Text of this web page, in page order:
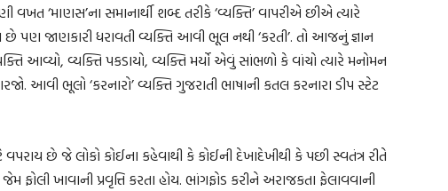
વખત ‘માણસ’ના સમાનાર્થી શબ્દ તરીકે ‘વ્યક્તિ’ વાપરીએ છીએ ત્યારે
પણ જાણકારી ધરાવતી વ્યક્તિ આવી ભૂલ નથી ‘કરતી’. તો આજનું જ્ઞાન
આવ્યો, વ્યક્તિ પકડાયો, વ્યક્તિ મર્યો એવું સાંભળો કે વાંચો ત્યારે મનોમન
આવી ભૂલો ‘કરનારો’ વ્યક્તિ ગુજરાતી ભાષાની કતલ કરનારા ડીપ સ્ટેટ
છે જે લોકો કોઈના કહેવાથી કે કોઈની દેખાદેખીથી કે પછી સ્વતંત્ર રીતે
ખાવાની પ્રવૃત્તિ કરતા હોય. ભાંગફોડ કરીને અરાજકતા ફેલાવવાની